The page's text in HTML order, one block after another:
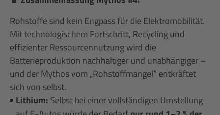
Rohstoffe sind kein Engpass für die Elektromobilität.
Mit technologischem Fortschritt, Recycling und
effizienter Ressourcennutzung wird die
Batterieproduktion nachhaltiger und unabhängiger –
und der Mythos vom „Rohstoffmangel“ entkräftet
sich von selbst.
Lithium: Selbst bei einer vollständigen Umstellung